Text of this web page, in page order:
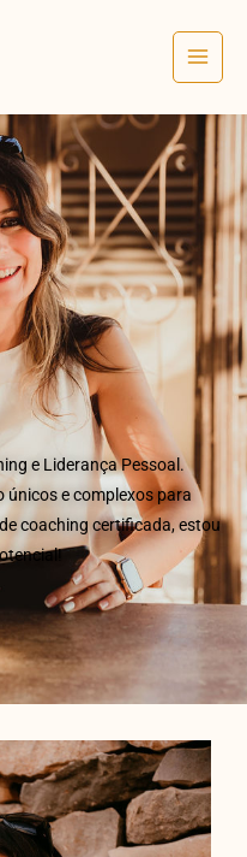
e Liderança Pessoal.
únicos e complexos para
coaching certificada, estou